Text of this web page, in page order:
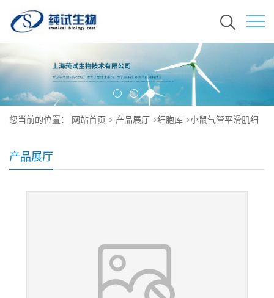
您当前的位置： 网站首页 > 产品展厅 >细胞库 >小鼠气管平滑肌细
产品展厅